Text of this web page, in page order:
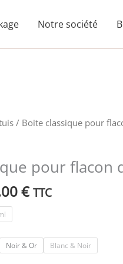
Notre société
/ Boite classique pour
pour flacon
€
Plage
0,45 €
à
49,00 €
TTC
Noir & Or Blanc & Noir